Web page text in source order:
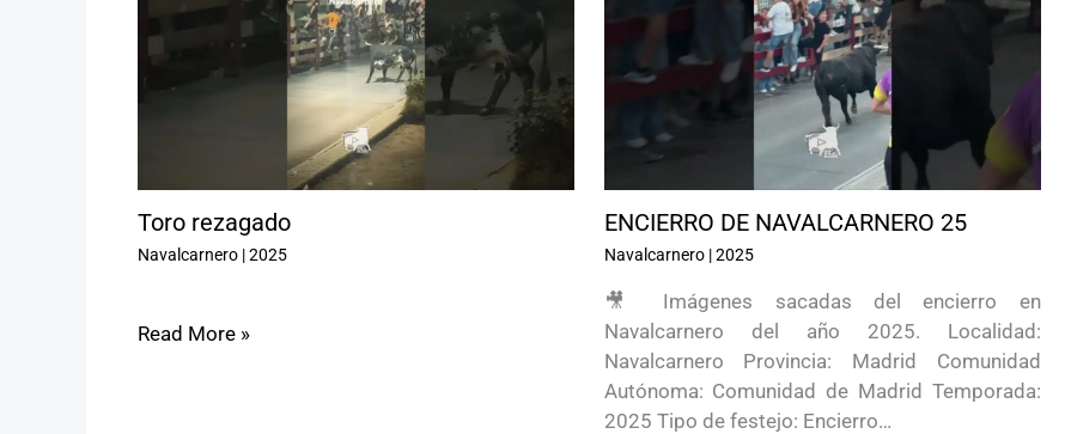
Toro rezagado
Navalcarnero|2025
Read More »
ENCIERRO DE NAVALCARNERO 25
Navalcarnero|2025
🎥 Imágenes sacadas del encierro en
Navalcarnero del año 2025. Localidad:
Navalcarnero Provincia: Madrid Comunidad
Autónoma: Comunidad de Madrid Temporada:
2025 Tipo de festejo: Encierro…